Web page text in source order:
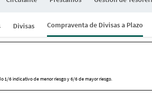
Divisas Compraventa de Divisas a Plazo
1/6 indicativo de menor riesgo y 6/6 de mayor riesgo.